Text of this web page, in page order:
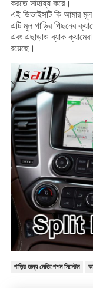
করতে সাহায্য করে।
এই ডিভাইসটি কি আমার মূল
এটি মূল গাড়ির পিছনের
এবং এছাড়াও ব্যাক
রয়েছে।
গাড়ির জন্য নেভিগেশন সিস্টেম